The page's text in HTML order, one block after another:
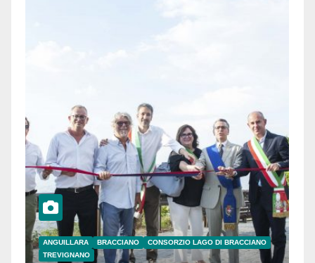
ANGUILLARA BRACCIANO
CONSORZIO LAGO DI BRACCIANO
TREVIGNANO